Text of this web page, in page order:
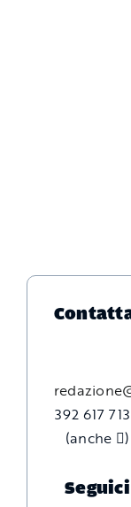
392 617
(anche
)
Seguici